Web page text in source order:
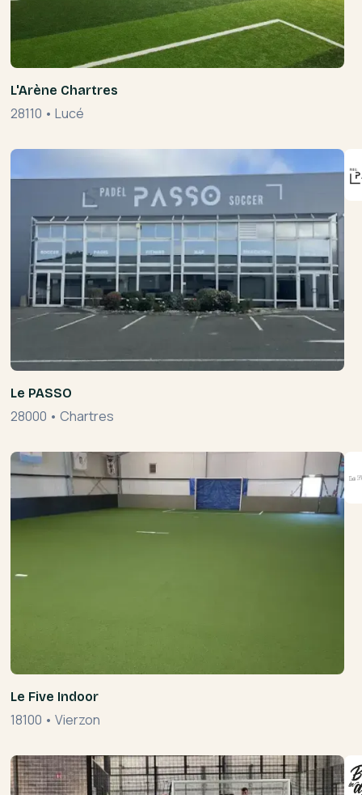
L'Arène Chartres
28110 •Lucé
Le PASSO
28000 •Chartres
Le Five Indoor
18100 •Vierzon